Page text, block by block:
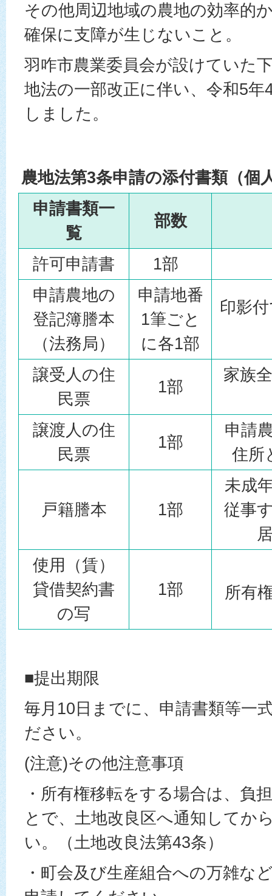
その他周辺地域の農地の効率的
確保に支障が生じないこと。
羽咋市農業委員会が設けていた
地法の一部改正に伴い、令和5年
しました。
農地法第3条申請の添付書類（個
申請書類一
覧
部数
許可申請書
1部
申請農地の
登記簿謄本
（法務局）
申請地番
1筆ごと
に各1部
印影
譲受人の住
民票
1部
家族
譲渡人の住
民票
1部
申請
住所
戸籍謄本 1部
未成
従事
使用（賃）
貸借契約書
の写
1部 所有
■提出期限
毎月10日までに、申請書類等一
ださい。
(注意)その他注意事項
・所有権移転をする場合は、負
とで、土地改良区へ通知してか
い。（土地改良法第43条）
・町会及び生産組合への万雑な